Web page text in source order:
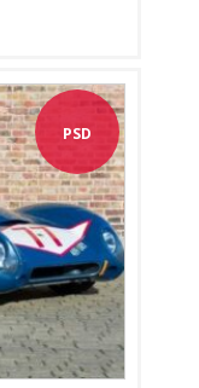
PSD